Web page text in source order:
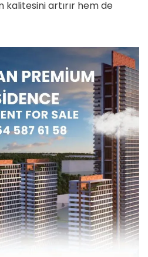
kalitesini artırır hem de